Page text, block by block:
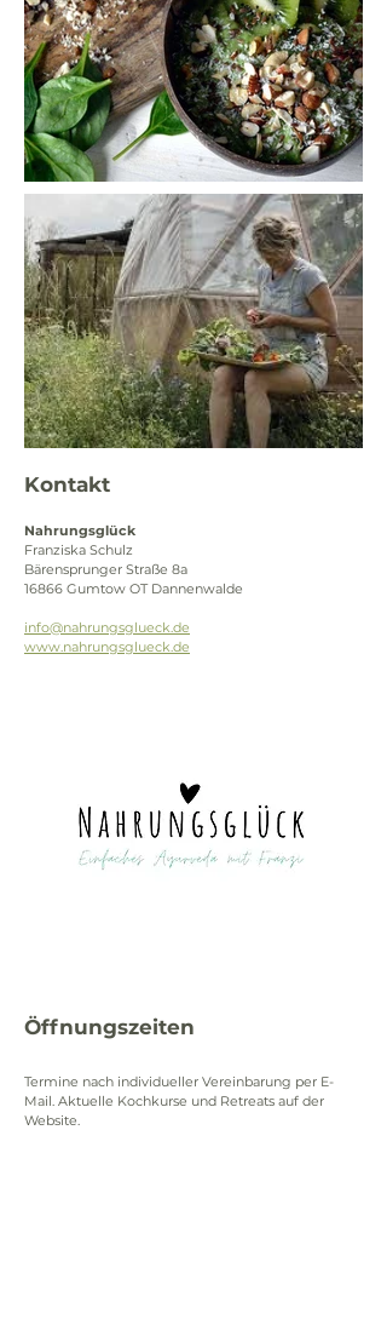
Kontakt
Nahrungsglück
Franziska Schulz
Bärensprunger Straße 8a
16866 Gumtow OT Dannenwalde
info@nahrungsglueck.de
www.nahrungsglueck.de
Öffnungszeiten
Termine nach individueller Vereinbarung per E-
Mail. Aktuelle Kochkurse und Retreats auf der
Website.